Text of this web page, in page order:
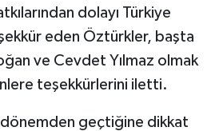
dolayı Türkiye
eden Öztürkler, başta
ve Cevdet Yılmaz olmak
teşekkürlerini iletti.
dönemden geçtiğine dikkat